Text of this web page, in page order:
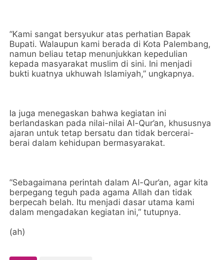
“Kami sangat bersyukur atas perhatian Bapak
Bupati. Walaupun kami berada di Kota Palembang,
namun beliau tetap menunjukkan kepedulian
kepada masyarakat muslim di sini. Ini menjadi
bukti kuatnya ukhuwah Islamiyah,” ungkapnya.
Ia juga menegaskan bahwa kegiatan ini
berlandaskan pada nilai-nilai Al-Qur’an, khususnya
ajaran untuk tetap bersatu dan tidak bercerai-
berai dalam kehidupan bermasyarakat.
“Sebagaimana perintah dalam Al-Qur’an, agar kita
berpegang teguh pada agama Allah dan tidak
berpecah belah. Itu menjadi dasar utama kami
dalam mengadakan kegiatan ini,” tutupnya.
(ah)